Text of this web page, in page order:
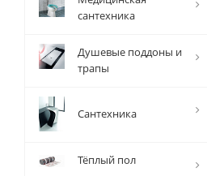
сантехника
Душевые поддоны и
трапы
Сантехника
Тёплый пол